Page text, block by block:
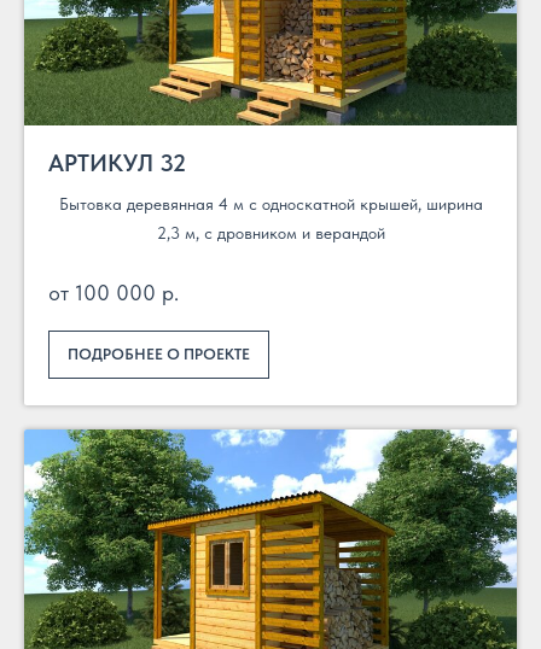
АРТИКУЛ 32
Бытовка деревянная 4 м с односкатной крышей, ширина
2,3 м, с дровником и верандой
от 100 000 р.
ПОДРОБНЕЕ О ПРОЕКТЕ